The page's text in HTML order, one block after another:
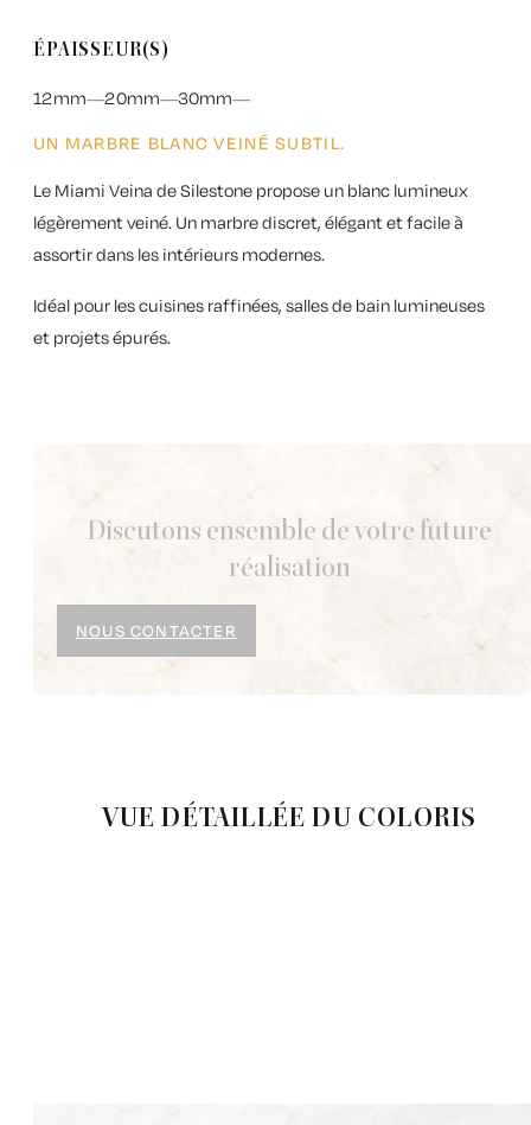
ÉPAISSEUR(S)
12mm 20mm 30mm
UN MARBRE BLANC VEINÉ SUBTIL.
Le Miami Veina de Silestone propose un blanc lumineux
légèrement veiné. Un marbre discret, élégant et facile à
assortir dans les intérieurs modernes.
Idéal pour les cuisines raffinées, salles de bain lumineuses
et projets épurés.
Discutons ensemble de votre future
réalisation
NOUS CONTACTER
VUE DÉTAILLÉE DU COLORIS